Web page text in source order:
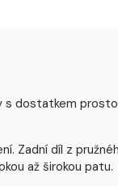
s dostatkem
Zadní díl z
až širokou patu.